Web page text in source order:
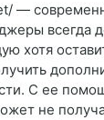
—
всегда
С ее
не